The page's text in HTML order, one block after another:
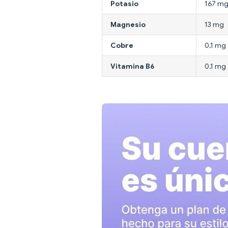
Potasio 167 mg
Magnesio 13 mg
Cobre 0,1 mg
Vitamina B6 0,1 mg